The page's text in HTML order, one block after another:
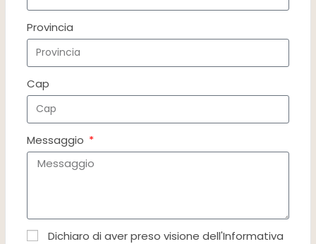
Provincia
Cap
Messaggio
Dichiaro di aver preso visione dell'Informativa